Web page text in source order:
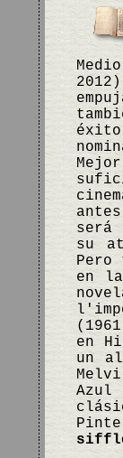
será
su
Pero
en
en
un
Azul